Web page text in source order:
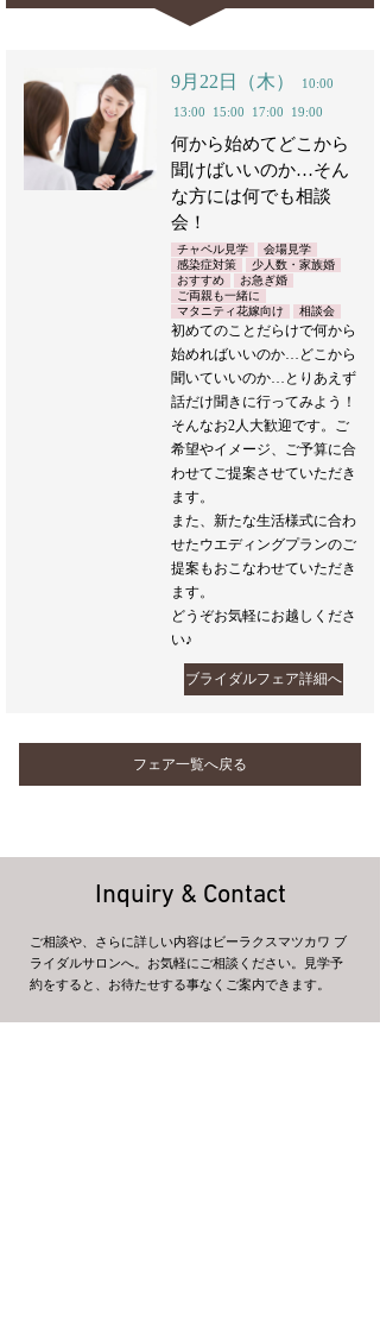
9月22日（木）
10:00
13:00
15:00 17:00 19:00
何から始めてどこから
聞けばいいのか…そん
な方には何でも相談
会！
チャペル見学
会場見学
感染症対策
少人数・家族婚
おすすめ
お急ぎ婚
ご両親も一緒に
マタニティ花嫁向け
相談会
初めてのことだらけで何から
始めればいいのか…どこから
聞いていいのか…とりあえず
話だけ聞きに行ってみよう！
そんなお2人大歓迎です。ご
希望やイメージ、ご予算に合
わせてご提案させていただき
ます。
また、新たな生活様式に合わ
せたウエディングプランのご
提案もおこなわせていただき
ます。
どうぞお気軽にお越しくださ
い♪
ブライダルフェア詳細へ
フェア一覧へ戻る
Inquiry & Contact
ご相談や、さらに詳しい内容はビーラクスマツカワ ブ
ライダルサロンへ。お気軽にご相談ください。見学予
約をすると、お待たせする事なくご案内できます。
tel:0265-22-3673